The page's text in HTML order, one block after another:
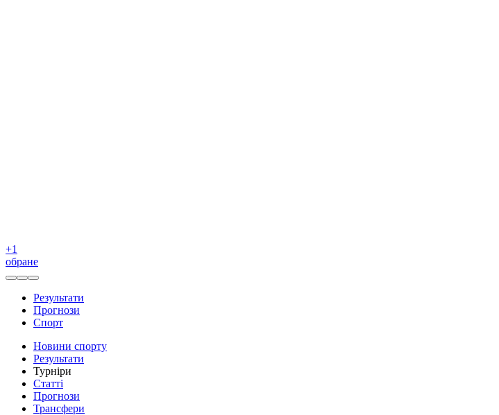
+1
обране
Результати
Прогнози
Спорт
Новини спорту
Результати
Турніри
Статті
Прогнози
Трансфери